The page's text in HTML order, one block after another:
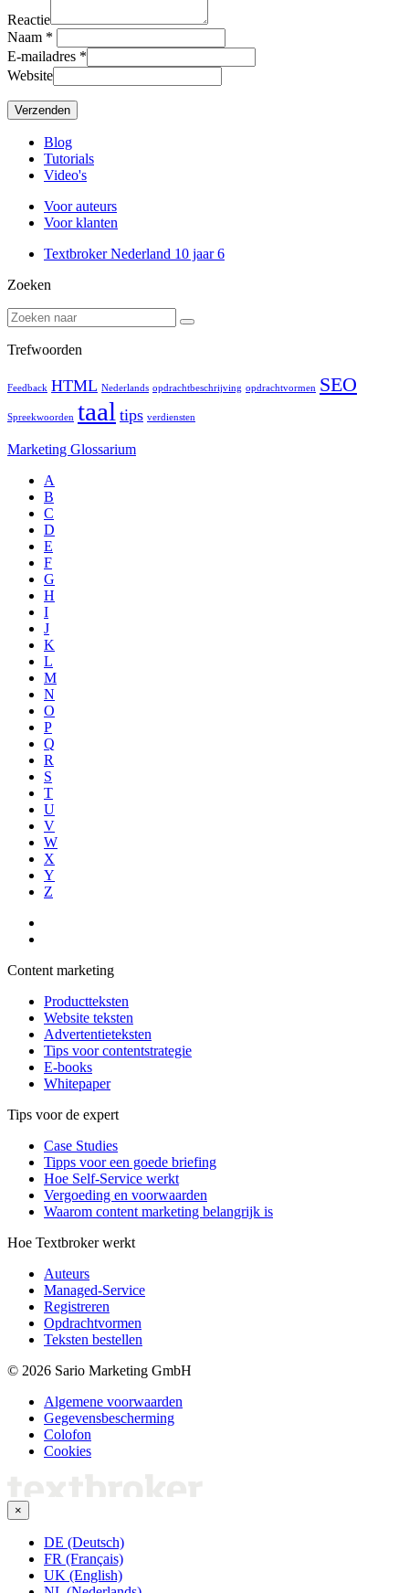
Reactie
Naam *
E-mailadres *
Website
Blog
Tutorials
Video's
Voor auteurs
Voor klanten
Textbroker Nederland 10 jaar6
Zoeken
Trefwoorden
Feedback HTML Nederlands opdrachtbeschrijving opdrachtvormen SEO
Spreekwoorden taal tips verdiensten
Marketing Glossarium
A
B
C
D
E
F
G
H
I
J
K
L
M
N
O
P
Q
R
S
T
U
V
W
X
Y
Z
Content marketing
Productteksten
Website teksten
Advertentieteksten
Tips voor contentstrategie
E-books
Whitepaper
Tips voor de expert
Case Studies
Tipps voor een goede briefing
Hoe Self-Service werkt
Vergoeding en voorwaarden
Waarom content marketing belangrijk is
Hoe Textbroker werkt
Auteurs
Managed-Service
Registreren
Opdrachtvormen
Teksten bestellen
© 2026 Sario Marketing GmbH
Algemene voorwaarden
Gegevensbescherming
Colofon
Cookies
×
DE (Deutsch)
FR (Français)
UK (English)